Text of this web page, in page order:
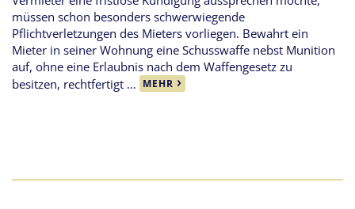
müssen schon besonders schwerwiegende
Pflichtverletzungen des Mieters vorliegen. Bewahrt ein
Mieter in seiner Wohnung eine Schusswaffe nebst Munition
auf, ohne eine Erlaubnis nach dem Waffengesetz zu
besitzen, rechtfertigt … MEHR